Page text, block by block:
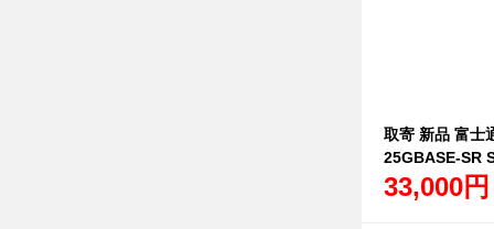
取寄 新品 富士
25GBASE-SR
33,000円